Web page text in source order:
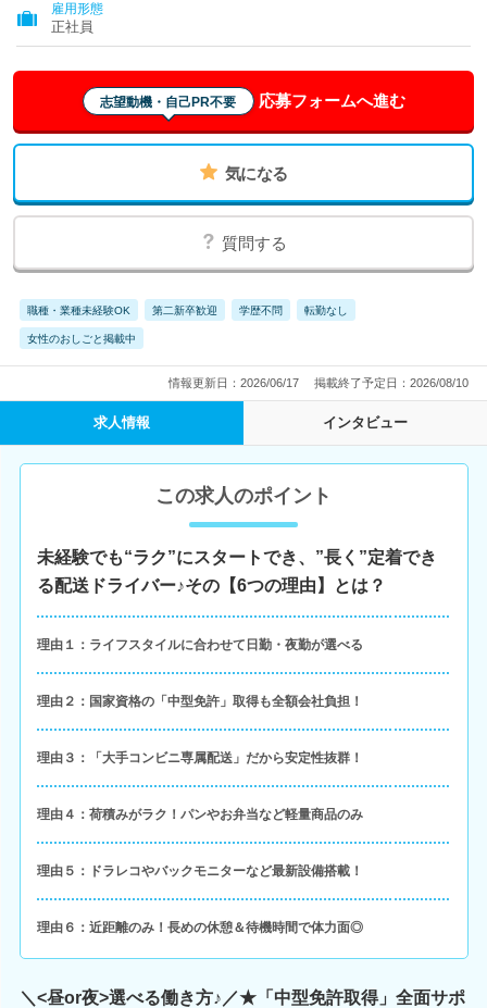
雇用形態
正社員
志望動機・自己PR不要 応募フォームへ進む
気になる
質問する
職種・業種未経験OK 第二新卒歓迎 学歴不問 転勤なし
女性のおしごと掲載中
情報更新日：2026/06/17 掲載終了予定日：2026/08/10
求人情報 インタビュー
この求人のポイント
未経験でも“ラク”にスタートでき、”長く”定着でき
る配送ドライバー♪その【6つの理由】とは？
理由１：ライフスタイルに合わせて日勤・夜勤が選べる
理由２：国家資格の「中型免許」取得も全額会社負担！
理由３：「大手コンビニ専属配送」だから安定性抜群！
理由４：荷積みがラク！パンやお弁当など軽量商品のみ
理由５：ドラレコやバックモニターなど最新設備搭載！
理由６：近距離のみ！長めの休憩＆待機時間で体力面◎
＼<昼or夜>選べる働き方♪／★「中型免許取得」全面サポ